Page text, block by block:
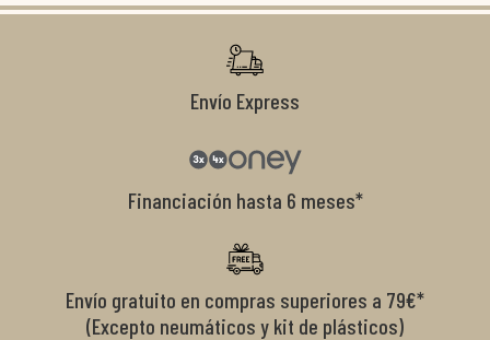
Envío Express
Financiación hasta 6 meses*
Envío gratuito en compras superiores a 79€*
(Excepto neumáticos y kit de plásticos)